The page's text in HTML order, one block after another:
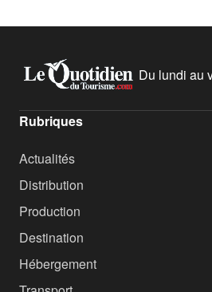
Du lundi au
Rubriques
Actualités
Distribution
Production
Destination
Hébergement